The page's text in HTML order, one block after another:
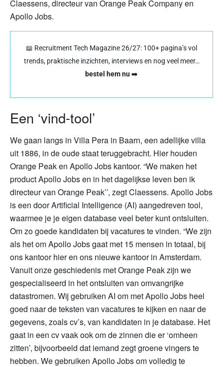
Claessens, directeur van Orange Peak Company en
Apollo Jobs.
📖 Recruitment Tech Magazine 26/27: 100+ pagina’s vol
trends, praktische inzichten, interviews en nog veel meer…
bestel hem nu➡️
Een ‘vind-tool’
We gaan langs in Villa Pera in Baarn, een adellijke villa
uit 1886, in de oude staat teruggebracht. Hier houden
Orange Peak en Apollo Jobs kantoor. “We maken het
product Apollo Jobs en in het dagelijkse leven ben ik
directeur van Orange Peak’’, zegt Claessens. Apollo Jobs
is een door Artificial Intelligence (AI) aangedreven tool,
waarmee je je eigen database veel beter kunt ontsluiten.
Om zo goede kandidaten bij vacatures te vinden. “We zijn
als het om Apollo Jobs gaat met 15 mensen in totaal, bij
ons kantoor hier en ons nieuwe kantoor in Amsterdam.
Vanuit onze geschiedenis met Orange Peak zijn we
gespecialiseerd in het ontsluiten van omvangrijke
datastromen. Wij gebruiken AI om met Apollo Jobs heel
goed naar de teksten van vacatures te kijken en naar de
gegevens, zoals cv’s, van kandidaten in je database. Het
gaat in een cv vaak ook om de zinnen die er ‘omheen
zitten’, bijvoorbeeld dat iemand zegt groene vingers te
hebben. We gebruiken Apollo Jobs om volledig te